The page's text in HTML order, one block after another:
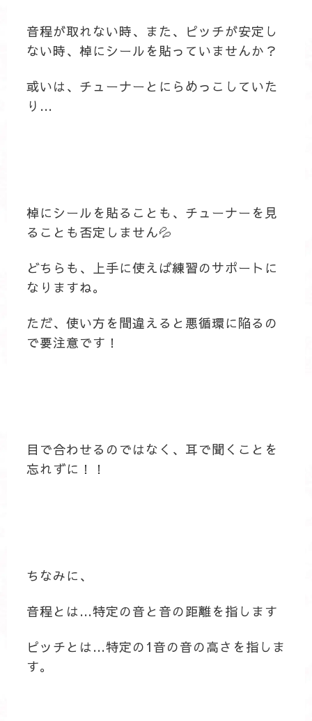
音程が取れない時、また、ピッチが安定し
ない時、棹にシールを貼っていませんか？
或いは、チューナーとにらめっこしていた
り…
棹にシールを貼ることも、チューナーを見
ることも否定しません💦
どちらも、上手に使えば練習のサポートに
なりますね。
ただ、使い方を間違えると悪循環に陥るの
で要注意です！
目で合わせるのではなく、耳で聞くことを
忘れずに！！
ちなみに、
音程とは…特定の音と音の距離を指します
ピッチとは…特定の1音の音の高さを指しま
す。